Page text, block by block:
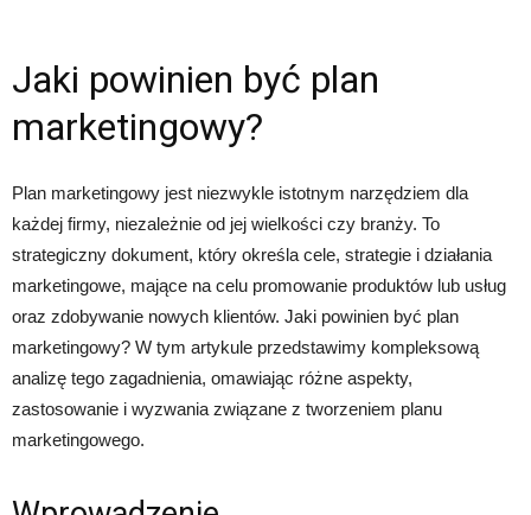
Jaki powinien być plan
marketingowy?
Plan marketingowy jest niezwykle istotnym narzędziem dla
każdej firmy, niezależnie od jej wielkości czy branży. To
strategiczny dokument, który określa cele, strategie i działania
marketingowe, mające na celu promowanie produktów lub usług
oraz zdobywanie nowych klientów. Jaki powinien być plan
marketingowy? W tym artykule przedstawimy kompleksową
analizę tego zagadnienia, omawiając różne aspekty,
zastosowanie i wyzwania związane z tworzeniem planu
marketingowego.